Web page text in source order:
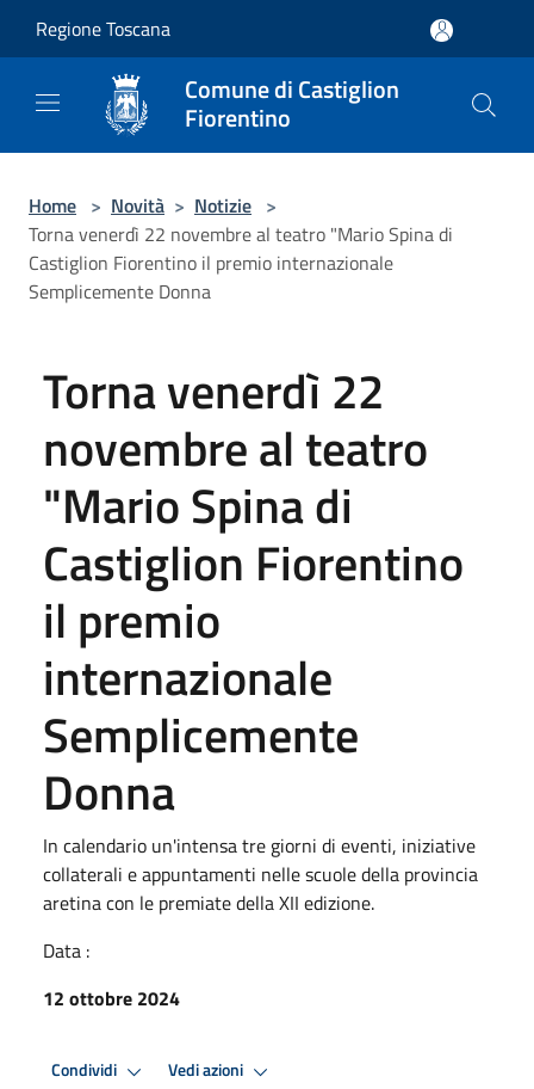
Regione Toscana
Comune di Castiglion
Fiorentino
Home > Novità > Notizie >
Torna venerdì 22 novembre al teatro "Mario Spina di
Castiglion Fiorentino il premio internazionale
Semplicemente Donna
Torna venerdì 22
novembre al teatro
"Mario Spina di
Castiglion Fiorentino
il premio
internazionale
Semplicemente
Donna
In calendario un'intensa tre giorni di eventi, iniziative
collaterali e appuntamenti nelle scuole della provincia
aretina con le premiate della XII edizione.
Data :
12 ottobre 2024
Condividi Vedi azioni